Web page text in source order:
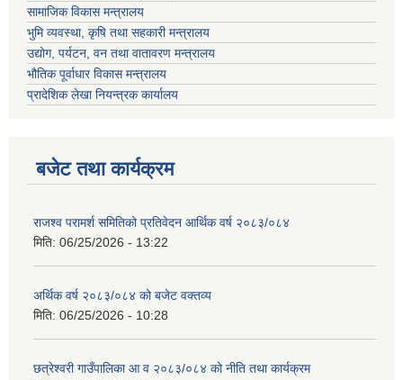
सामाजिक विकास मन्त्रालय
भुमि व्यवस्था, कृषि तथा सहकारी मन्त्रालय
उद्योग, पर्यटन, वन तथा वातावरण मन्त्रालय
भौतिक पूर्वाधार विकास मन्त्रालय
प्रादेशिक लेखा नियन्त्रक कार्यालय
बजेट तथा कार्यक्रम
राजश्व परामर्श समितिको प्रतिवेदन आर्थिक वर्ष २०८३/०८४
मिति: 06/25/2026 - 13:22
अर्थिक वर्ष २०८३/०८४ को बजेट वक्तव्य
मिति: 06/25/2026 - 10:28
छत्रेश्वरी गाउँपालिका आ व २०८३/०८४ को नीति तथा कार्यक्रम